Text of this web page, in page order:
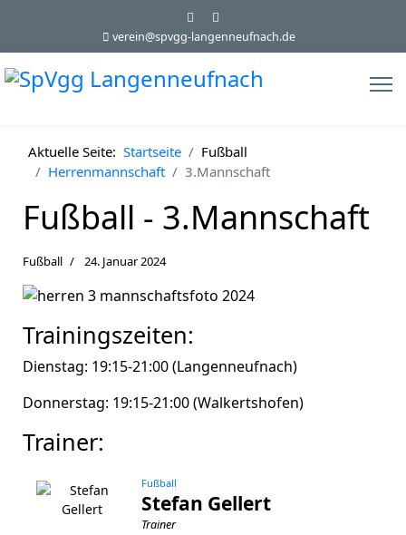
verein@spvgg-langenneufnach.de
Aktuelle Seite: Startseite
Fußball
Herrenmannschaft
3.Mannschaft
Fußball - 3.Mannschaft
Fußball 24. Januar 2024
Trainingszeiten:
Dienstag: 19:15-21:00 (Langenneufnach)
Donnerstag: 19:15-21:00 (Walkertshofen)
Trainer:
Fußball
Stefan Gellert
Trainer